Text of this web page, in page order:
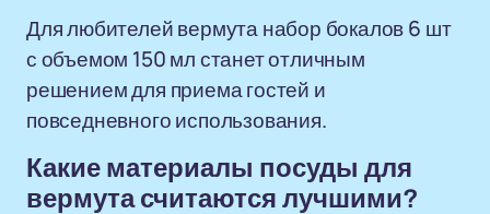
Для любителей вермута набор бокалов 6 шт
с объемом 150 мл станет отличным
решением для приема гостей и
повседневного использования.
Какие материалы посуды для
вермута считаются лучшими?